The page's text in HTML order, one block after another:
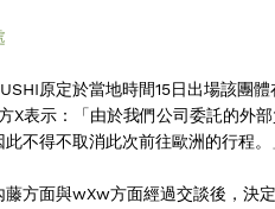
原定於當地時間15日出場該團
X表示：「由於我們公司委託的外
此不得不取消此次前往歐洲的行程。
藤方面與wXw方面經過交談後，決